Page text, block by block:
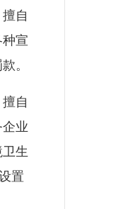
自
宣
。
自
业
生
置